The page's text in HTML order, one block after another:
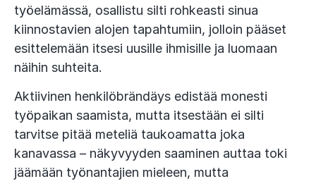
työelämässä, osallistu silti rohkeasti sinua
kiinnostavien alojen tapahtumiin, jolloin pääset
esittelemään itsesi uusille ihmisille ja luomaan
näihin suhteita.
Aktiivinen henkilöbrändäys edistää monesti
työpaikan saamista, mutta itsestään ei silti
tarvitse pitää meteliä taukoamatta joka
kanavassa – näkyvyyden saaminen auttaa toki
jäämään työnantajien mieleen, mutta